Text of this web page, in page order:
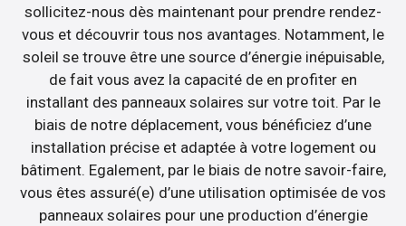
sollicitez-nous dès maintenant pour prendre rendez-
vous et découvrir tous nos avantages. Notamment, le
soleil se trouve être une source d’énergie inépuisable,
de fait vous avez la capacité de en profiter en
installant des panneaux solaires sur votre toit. Par le
biais de notre déplacement, vous bénéficiez d’une
installation précise et adaptée à votre logement ou
bâtiment. Egalement, par le biais de notre savoir-faire,
vous êtes assuré(e) d’une utilisation optimisée de vos
panneaux solaires pour une production d’énergie